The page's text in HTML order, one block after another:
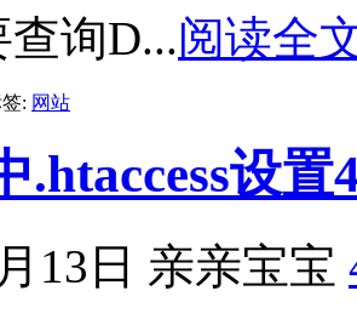
询D...阅读全
: 网站
.htaccess设
13日 亲亲宝宝